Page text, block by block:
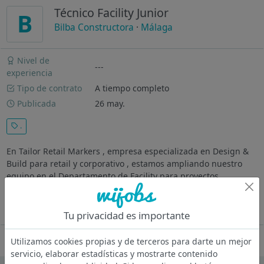
B Técnico Facility Junior
Bilba Constructora · Málaga
Nivel de
experiencia
---
Tipo de contrato
A tiempo completo
Publicada
26 may.
.
En Tailor Retail Markers , empresa especializada en Design &
Build para retail y corporativo , estamos ampliando nuestro
equipo en el Departamento de Facility para proyectos
apasionantes. Si has finalizado tus estudios de Ingeniería y
Oferta desactivada
Tu privacidad es importante
Utilizamos cookies propias y de terceros para darte un mejor
servicio, elaborar estadísticas y mostrarte contenido